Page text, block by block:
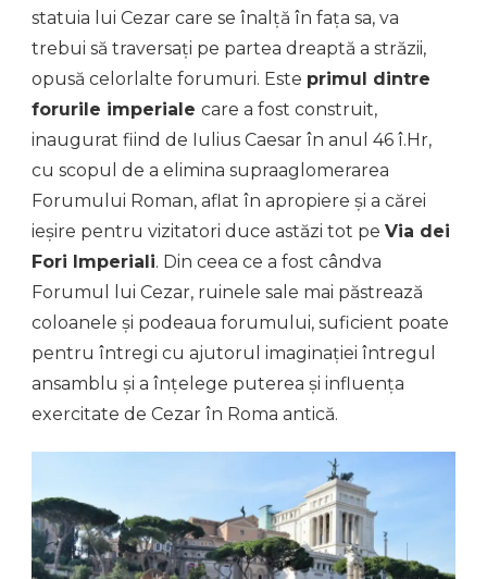
statuia lui Cezar care se înalță în fața sa, va
trebui să traversați pe partea dreaptă a străzii,
opusă celorlalte forumuri. Este primul dintre
forurile imperiale care a fost construit,
inaugurat fiind de Iulius Caesar în anul 46 î.Hr,
cu scopul de a elimina supraaglomerarea
Forumului Roman, aflat în apropiere și a cărei
ieșire pentru vizitatori duce astăzi tot pe Via dei
Fori Imperiali. Din ceea ce a fost cândva
Forumul lui Cezar, ruinele sale mai păstrează
coloanele și podeaua forumului, suficient poate
pentru întregi cu ajutorul imaginației întregul
ansamblu și a înțelege puterea și influența
exercitate de Cezar în Roma antică.